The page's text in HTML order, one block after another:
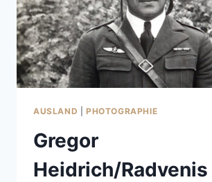
AUSLAND PHOTOGRAPHIE
Gregor
Heidrich/